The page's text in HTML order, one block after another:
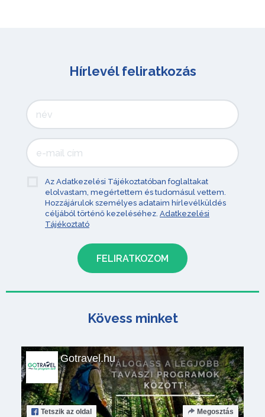
Hírlevél feliratkozás
Az Adatkezelési Tájékoztatóban foglaltakat
elolvastam, megértettem és tudomásul vettem.
Hozzájárulok személyes adataim hírlevélküldés
céljából történő kezeléséhez. Adatkezelési
Tájékoztató
Kövess minket
Gotravel.hu
Tetszik az oldal Megosztás